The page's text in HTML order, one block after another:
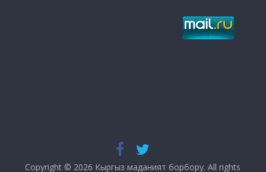
Copyright © 2026 Кыргыз маданият борбору. All rights